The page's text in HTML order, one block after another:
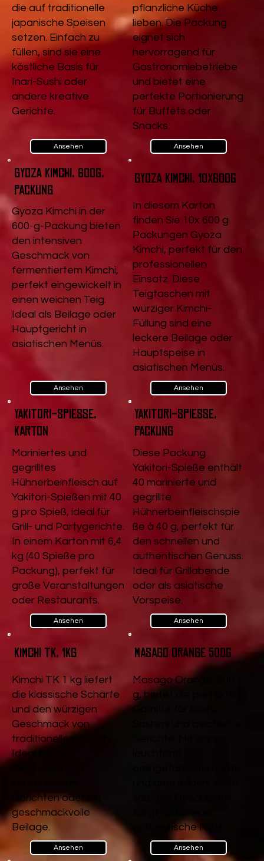
die auf traditionelle
japanische Speisen
setzen. Einfach zu
füllen, sind sie eine
köstliche Basis für
Inari-Sushi oder
andere kreative
Gerichte.
Ansehen
pflanzliche Küche
lieben. Die Packung
eignet sich
hervorragend für
Gastronomiebetriebe
und bietet eine
perfekte Portionierung
für Buffets oder
Snacks.
Ansehen
Gyoza Kimchi, 600g,
Packung
Gyoza Kimchi in der
600-g-Packung bieten
den intensiven
Geschmack von
fermentiertem Kimchi,
perfekt eingewickelt in
einen weichen Teig.
Ideal als Beilage oder
Hauptgericht in
asiatischen Menüs.
Ansehen
Gyoza Kimchi, 10x600g
In diesem Karton
finden Sie 10x 600 g
Packungen Gyoza
Kimchi, perfekt für den
professionellen
Einsatz. Diese
Teigtaschen mit
würziger Kimchi-
Füllung sind eine
leckere Beilage oder
Hauptspeise in
asiatischen Menüs.
Ansehen
Yakitori-Spieße,
Karton
Mariniertes und
gegrilltes
Hühnerbeinfleisch auf
Yakitori-Spießen mit 40
g pro Spieß, ideal für
Grill- und Partygerichte.
In einem Karton mit 6,4
kg (40 Spieße pro
Packung), perfekt für
große Veranstaltungen
oder Restaurants.
Ansehen
Yakitori-Spieße,
Packung
Diese Packung
Yakitori-Spieße enthält
40 marinierte und
gegrillte
Hühnerbeinfleischspie
ße à 40 g, perfekt für
den schnellen und
authentischen Genuss.
Ideal für Grillabende
oder als asiatische
Vorspeise.
Ansehen
Kimchi TK, 1kg
Kimchi TK 1 kg liefert
die klassische Schärfe
und den würzigen
Geschmack von
traditionellem Kimchi.
Ideal für die
Gerichten oder als
geschmackvolle
Beilage.
Ansehen
Masago Orange 500g
Masago Orange, 500
g, bietet die perfekte
Garnitur für Sushi,
authentische Note.
Ansehen